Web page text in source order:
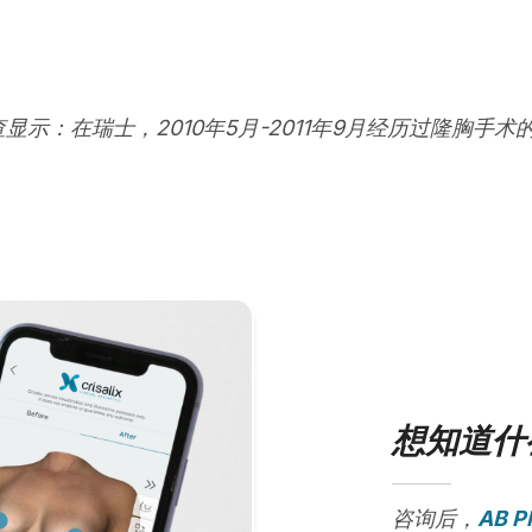
示：在瑞士，2010年5月-2011年9月经历过隆胸手术
想知道
咨询后， AB